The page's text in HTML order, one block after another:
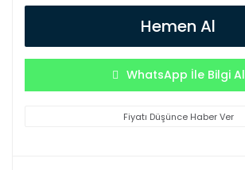
Hemen Al
WhatsApp İle Bilgi Al
Fiyatı Düşünce Haber Ver